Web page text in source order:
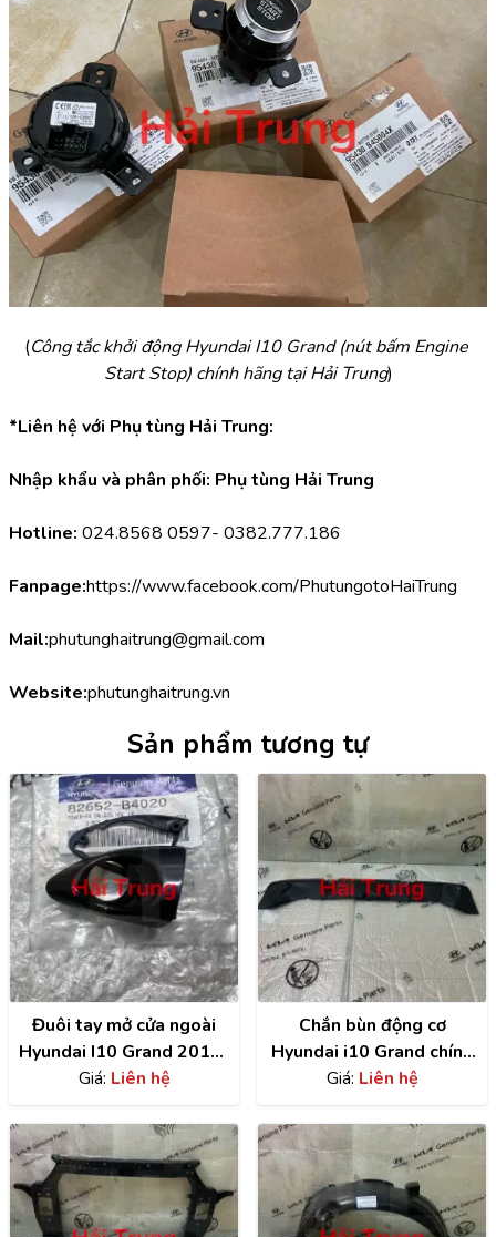
(Công tắc khởi động Hyundai I10 Grand (nút bấm Engine
Start Stop) chính hãng tại Hải Trung)
*Liên hệ với Phụ tùng Hải Trung:
Nhập khẩu và phân phối: Phụ tùng Hải Trung
Hotline: 024.8568 0597- 0382.777.186
Fanpage:https://www.facebook.com/PhutungotoHaiTrung
Mail:phutunghaitrung@gmail.com
Website:phutunghaitrung.vn
Sản phẩm tương tự
Đuôi tay mở cửa ngoài
Hyundai I10 Grand 2014-
2020 chính hãng
Giá: Liên hệ
Chắn bùn động cơ
Hyundai i10 Grand chính
hãng | 29110B4000
Giá: Liên hệ